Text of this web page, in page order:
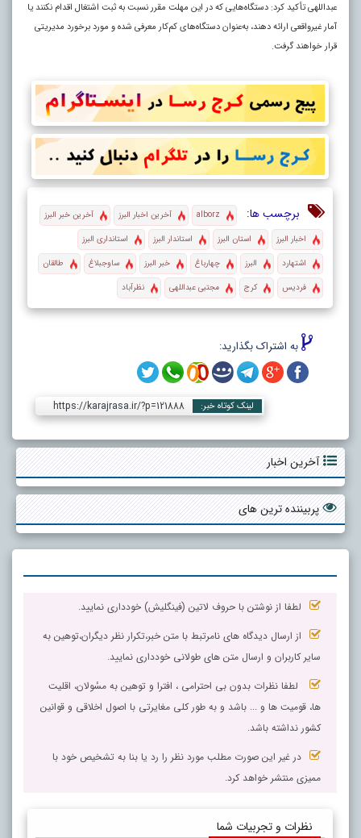
عبداللهی تأکید کرد: دستگاه‌هایی که در این مهلت مقرر نسبت به ثبت اشتغال اقدام نکنند یا
آمار غیرواقعی ارائه دهند، به‌عنوان دستگاه‌های کم‌کار معرفی شده و مورد برخورد مدیریتی
قرار خواهند گرفت.
برچسب ها: alborz آخرین اخبار البرز
آخرین خبر البرز
اخبار البرز
استان البرز استاندار البرز
استانداری البرز
اشتهارد
البرز چهارباغ خبر البرز ساوجبلاغ
طالقان
فردیس
کرج مجتبی عبداللهی نظرآباد
به اشتراک بگذارید:
لینک کوتاه خبر: https://karajrasa.ir/?p=121888
آخرین اخبار
پربیننده ترین های
لطفا از نوشتن با حروف لاتین (فینگلیش) خودداری نمایید.
از ارسال دیدگاه های نامرتبط با متن خبر،تکرار نظر دیگران،توهین به
سایر کاربران و ارسال متن های طولانی خودداری نمایید.
لطفا نظرات بدون بی احترامی ، افترا و توهین به مسٔولان، اقلیت
ها، قومیت ها و ... باشد و به طور کلی مغایرتی با اصول اخلاقی و قوانین
کشور نداشته باشد.
در غیر این صورت مطلب مورد نظر را رد یا بنا به تشخیص خود با
ممیزی منتشر خواهد کرد.
نظرات و تجربیات شما